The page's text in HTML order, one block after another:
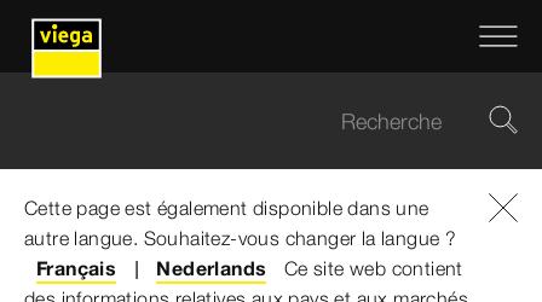
Cette page est également disponible dans une
autre langue. Souhaitez-vous changer la langue ?
Français
Nederlands
Ce site web contient
Viega Belgium ... Megapress